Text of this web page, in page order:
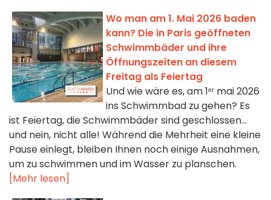
Wo man am 1. Mai 2026 baden
kann? Die in Paris geöffneten
Schwimmbäder und ihre
Öffnungszeiten an diesem
Freitag als Feiertag
Und wie wäre es, am 1ᵉʳ mai 2026
ins Schwimmbad zu gehen? Es
ist Feiertag, die Schwimmbäder sind geschlossen…
und nein, nicht alle! Während die Mehrheit eine kleine
Pause einlegt, bleiben Ihnen noch einige Ausnahmen,
um zu schwimmen und im Wasser zu planschen.
[Mehr lesen]